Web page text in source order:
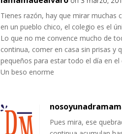
Tienes razón, hay que mirar muchas
en un pueblo chico, el colegio es el
Lo que no me convence mucho de
continua, comer en casa sin prisas y
pequeños para estar todo el día en
Un beso enorme
Pues mira, ese